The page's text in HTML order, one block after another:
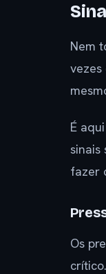
Nem
vezes
É
sinais
fazer
Os